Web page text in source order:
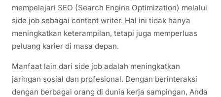
mempelajari SEO (Search Engine Optimization) melalui
side job sebagai content writer. Hal ini tidak hanya
meningkatkan keterampilan, tetapi juga memperluas
peluang karier di masa depan.
Manfaat lain dari side job adalah meningkatkan
jaringan sosial dan profesional. Dengan berinteraksi
dengan berbagai orang di dunia kerja sampingan, Anda